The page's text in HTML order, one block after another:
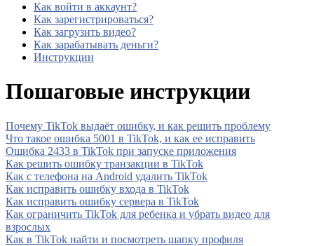
Как войти в аккаунт?
Как зарегистрироваться?
Как загрузить видео?
Как зарабатывать деньги?
Инструкции
Пошаговые инструкции
Почему TikTok выдаёт ошибку, и как решить проблему
Что такое ошибка 5001 в TikTok, и как ее исправить
Ошибка 2433 в TikTok при запуске приложения
Как решить ошибку транзакции в TikTok
Как с телефона на Android удалить TikTok
Как исправить ошибку входа в TikTok
Как исправить ошибку сервера в TikTok
Как ограничить TikTok для ребенка и убрать видео для
взрослых
Как в TikTok найти и посмотреть шапку профиля